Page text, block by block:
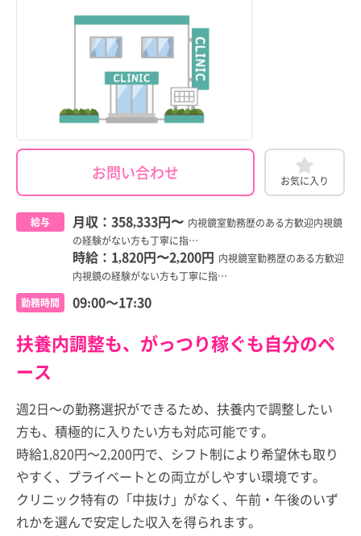
お問い合わせ お気に入り
給与 月収： 358,333円〜 内視鏡室勤務歴のある方歓迎内視鏡
の経験がない方も丁寧に指…
時給： 1,820円〜2,200円 内視鏡室勤務歴のある方歓迎
内視鏡の経験がない方も丁寧に指…
勤務時間
09:00～17:30
扶養内調整も、がっつり稼ぐも自分のペ
ース
週2日～の勤務選択ができるため、扶養内で調整したい
方も、積極的に入りたい方も対応可能です。
時給1,820円～2,200円で、シフト制により希望休も取り
やすく、プライベートとの両立がしやすい環境です。
クリニック特有の「中抜け」がなく、午前・午後のいず
れかを選んで安定した収入を得られます。